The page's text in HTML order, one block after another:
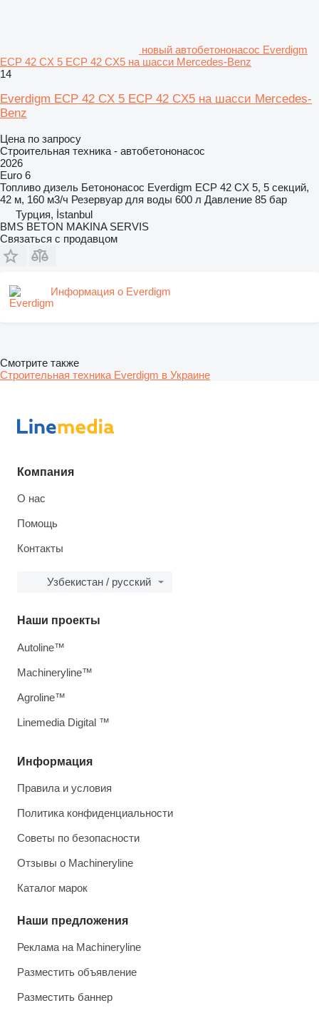
новый автобетононасос Everdigm
ECP 42 CX 5 ECP 42 CX5 на шасси Mercedes-Benz
14
Everdigm ECP 42 CX 5 ECP 42 CX5 на шасси Mercedes-
Benz
Цена по запросу
Строительная техника - автобетононасос
2026
Euro 6
Топливо дизель Бетононасос Everdigm ECP 42 CX 5, 5 секций,
42 м, 160 м3/ч Резервуар для воды 600 л Давление 85 бар
Турция, İstanbul
BMS BETON MAKINA SERVIS
Связаться с продавцом
Информация о Everdigm
Смотрите также
Строительная техника Everdigm в Украине
Компания
О нас
Помощь
Контакты
Узбекистан / русский
Информация
Правила и условия
Политика конфиденциальности
Советы по безопасности
Отзывы о Machineryline
Каталог марок
Наши предложения
Реклама на Machineryline
Разместить объявление
Разместить баннер
Наши проекты
Autoline™
Machineryline™
Agroline™
Linemedia Digital ™